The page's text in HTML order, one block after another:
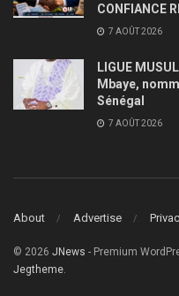
CONFIANCE
7 AOÛT 2026
LIGUE
Mbaye,
Sénégal
7 AOÛT 2026
About Advertise
© 2026 JNews - Premium
Jegtheme.